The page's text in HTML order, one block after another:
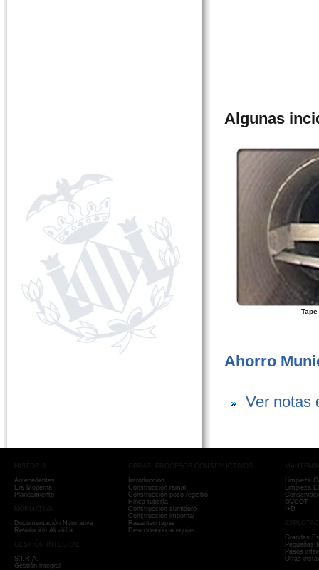
Algunas
Ahorro
Ver notas
Antecedentes
Introducción
Limpieza
Era Moderna
Construcción ramal
Limpieza
Planeamiento
Construcción pozo registro
Hinca tubería
OVCOT
Construcción sumidero
I+D
Construcción imbornal
Documentación Normativa
Rasanteo tapas
Resolución Alcaldía
Desconexión acequias
Grandes
Pequeñas
Pasos
S.I.R.A.
Otras
Gestión integral